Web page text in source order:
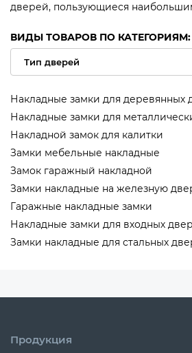
дверей, пользующиеся
ВИДЫ ТОВАРОВ ПО КАТЕГОРИЯМ:
Накладные замки для деревянных
Накладные замки для
Накладной замок для калитки
Замки мебельные накладные
Замок гаражный накладной
Замки накладные на железную
Гаражные накладные замки
Накладные замки для входных
Замки накладные для стальных
Продукция